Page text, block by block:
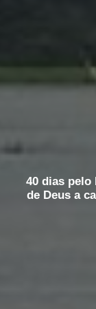
40 dias pelo
de Deus a